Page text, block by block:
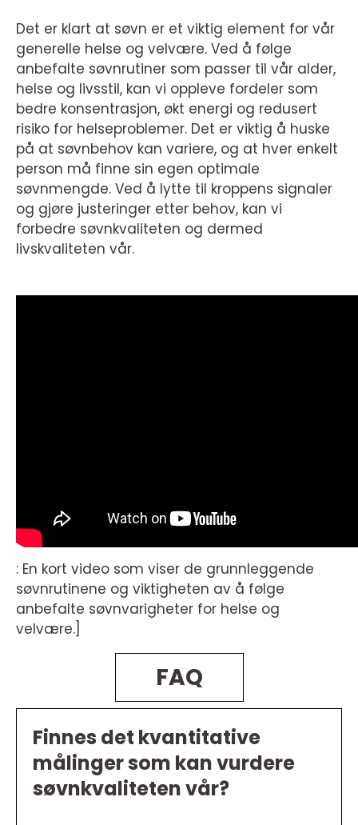
Det er klart at søvn er et viktig element for vår
generelle helse og velvære. Ved å følge
anbefalte søvnrutiner som passer til vår alder,
helse og livsstil, kan vi oppleve fordeler som
bedre konsentrasjon, økt energi og redusert
risiko for helseproblemer. Det er viktig å huske
på at søvnbehov kan variere, og at hver enkelt
person må finne sin egen optimale
søvnmengde. Ved å lytte til kroppens signaler
og gjøre justeringer etter behov, kan vi
forbedre søvnkvaliteten og dermed
livskvaliteten vår.
: En kort video som viser de grunnleggende
søvnrutinene og viktigheten av å følge
anbefalte søvnvarigheter for helse og
velvære.]
FAQ
Finnes det kvantitative
målinger som kan vurdere
søvnkvaliteten vår?